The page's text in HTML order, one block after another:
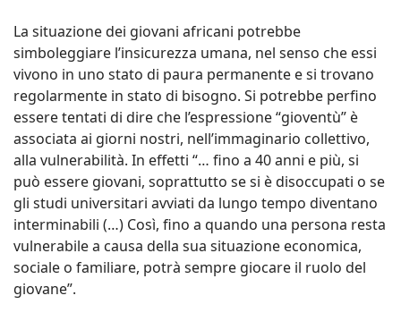
La situazione dei giovani africani potrebbe
simboleggiare l’insicurezza umana, nel senso che essi
vivono in uno stato di paura permanente e si trovano
regolarmente in stato di bisogno. Si potrebbe perfino
essere tentati di dire che l’espressione “gioventù” è
associata ai giorni nostri, nell’immaginario collettivo,
alla vulnerabilità. In effetti “… fino a 40 anni e più, si
può essere giovani, soprattutto se si è disoccupati o se
gli studi universitari avviati da lungo tempo diventano
interminabili (…) Così, fino a quando una persona resta
vulnerabile a causa della sua situazione economica,
sociale o familiare, potrà sempre giocare il ruolo del
giovane”.